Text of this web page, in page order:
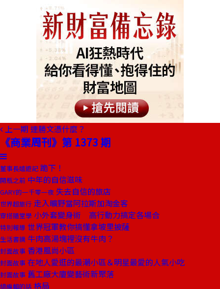
上一期 連勝文憑什麼？
《商業周刊》第 1373 期
董事長嬉遊記 跪下！
開瓶之前 中年的自信滋味
GARY的一千零一夜 失去自信的旅店
世界超旅行 走入曠野當阿拉斯加淘金客
穿搭隨堂學 小外套變身術 高行動力搞定各場合
特別報導 世界冠軍教你搞懂拿坡里披薩
生活書摘 牛肉高湯塊裡沒有牛肉？
封面故事 香港風尚小區
封面故事 在地人愛逛的最潮小區＆明星最愛的人氣小吃
封面故事 舊工廠大廈變藝術新聚落
總編輯的話 格局